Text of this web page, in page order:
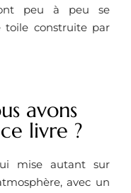
peu à peu se
toile construite par
avons
livre ?
mise autant sur
avec un